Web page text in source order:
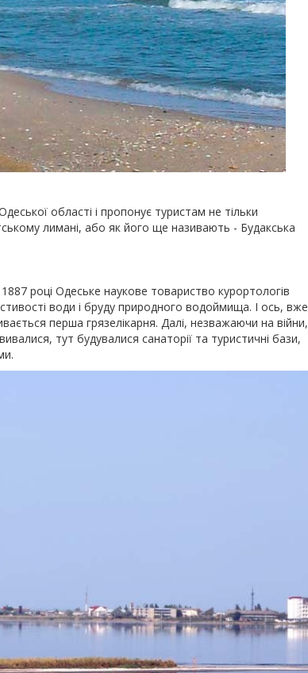
області і пропонує туристам не тільки
лимані, або як його ще називають - Будакська
році Одеське наукове товариство курортологів
води і бруду природного водоймища. І ось, вже
перша грязелікарня. Далі, незважаючи на війни,
тут будувалися санаторії та туристичні бази,